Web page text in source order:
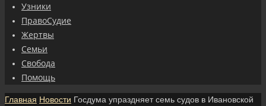
Узники
ПравоСудие
Жертвы
Семьи
Свобода
Помощь
Главная Новости Госдума упраздняет семь судов в Ивановской